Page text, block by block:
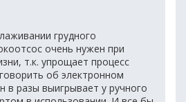
грудного
очень нужен при
т.к. упрощает процесс
об электронном
в разы выигрывает у ручного